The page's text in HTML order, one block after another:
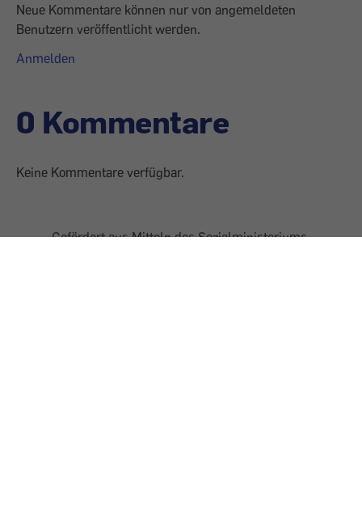
Neue Kommentare können nur von angemeldeten
Benutzern veröffentlicht werden.
Anmelden
0 Kommentare
Keine Kommentare verfügbar.
Gefördert aus Mitteln des Sozialministeriums